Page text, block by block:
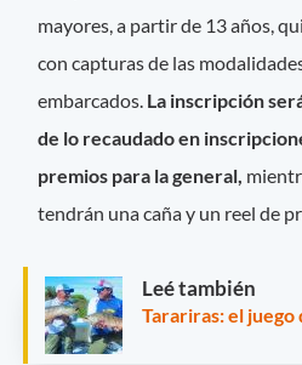
mayores, a partir de 13 años,
con capturas de las
embarcados. La inscripción
de lo recaudado en
premios para la general,
tendrán una caña y un reel de
Leé también
Tarariras: el juego